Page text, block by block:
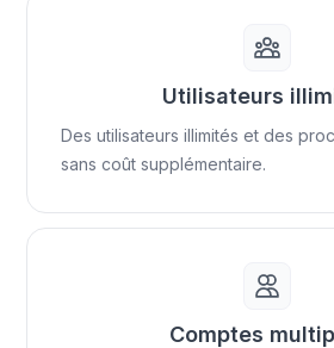
Utilisateurs
Des utilisateurs illimités et des
sans coût supplémentaire.
Comptes